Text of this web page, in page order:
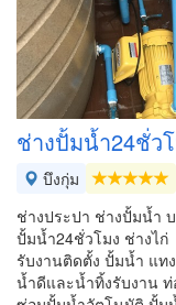
ช่างปั้มน้ำ24ชั่ว
บึงกุ่ม
ช่างประปา ช่างปั้มน้ำ
ปั้มน้ำ24ชั่วโมง ช่างไก่
รับงานติดตั้ง ปั้มน้ำ แท
น้ำดีและน้ำทิ้งรับงาน